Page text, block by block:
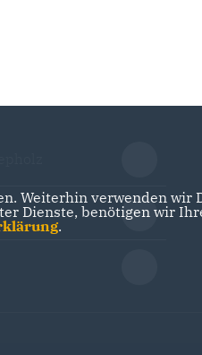
Weiterhin verwenden
Dienste, benötigen wir
.